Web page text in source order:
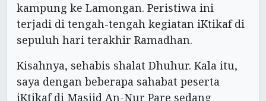
kampung ke Lamongan. Peristiwa ini
terjadi di tengah-tengah kegiatan iKtikaf di
sepuluh hari terakhir Ramadhan.
Kisahnya, sehabis shalat Dhuhur. Kala itu,
saya dengan beberapa sahabat peserta
iKtikaf di Masjid An-Nur Pare sedang